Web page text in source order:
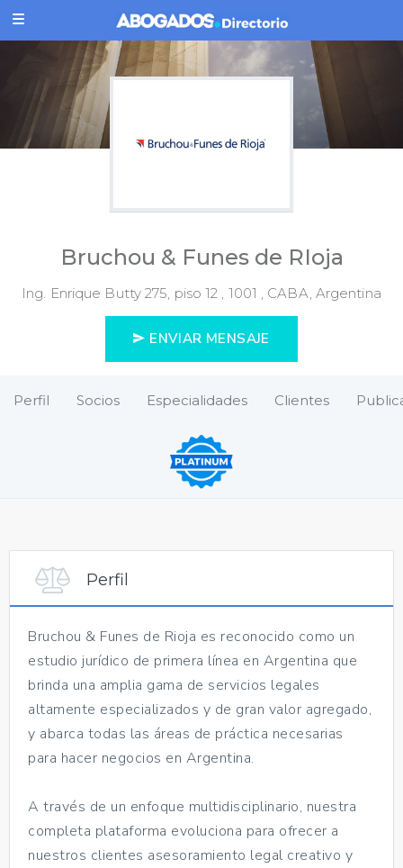
Bruchou & Funes de RIoja
Ing. Enrique Butty 275, piso 12 , 1001 , CABA, Argentina
ENVIAR MENSAJE
Perfil Socios Especialidades Clientes
Perfil
Bruchou & Funes de Rioja es reconocido como un
estudio jurídico de primera línea en Argentina que
brinda una amplia gama de servicios legales
altamente especializados y de gran valor agregado,
y abarca todas las áreas de práctica necesarias
para hacer negocios en Argentina.
A través de un enfoque multidisciplinario, nuestra
completa plataforma evoluciona para ofrecer a
nuestros clientes asesoramiento legal creativo y